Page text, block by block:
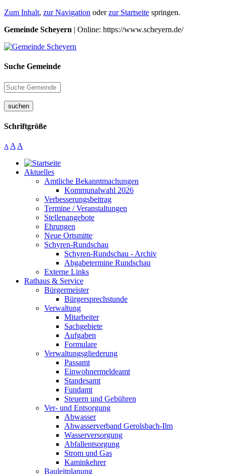
Zum Inhalt, zur Navigation oderzur Startseite springen.
Gemeinde Scheyern | Online: https://www.scheyern.de/
Suche Gemeinde
suchen
Schriftgröße
A A A
Aktuelles
Amtliche Bekanntmachungen
Kommunalwahl 2026
Verbesserungsbeitrag
Termine / Veranstaltungen
Stellenangebote
Ehrungen
Neue Ortsmitte
Schyren-Rundschau
Schyren-Rundschau - Archiv
Abgabetermine Rundschau
Externe Links
Rathaus & Service
Bürgermeister
Bürgersprechstunde
Verwaltung
Mitarbeiter
Sachgebiete
Aufgaben
Formulare
Verwaltungsgliederung
Passamt
Einwohnermeldeamt
Standesamt
Fundamt
Steuern und Gebühren
Ver- und Entsorgung
Abwasser
Abwasserverband Gerolsbach-Ilm
Wasserversorgung
Abfallentsorgung
Strom und Gas
Kaminkehrer
Bauleitplanung